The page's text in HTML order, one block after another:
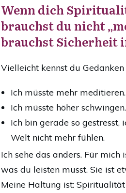
Wenn dich
brauchst du nicht
brauchst Sicherheit
Vielleicht kennst du
Ich müsste mehr meditieren.
Ich müsste höher schwingen.
Ich bin gerade so gestresst,
Welt nicht mehr fühlen.
Ich sehe das anders. Für
was du leisten musst. Sie ist
Meine Haltung ist: